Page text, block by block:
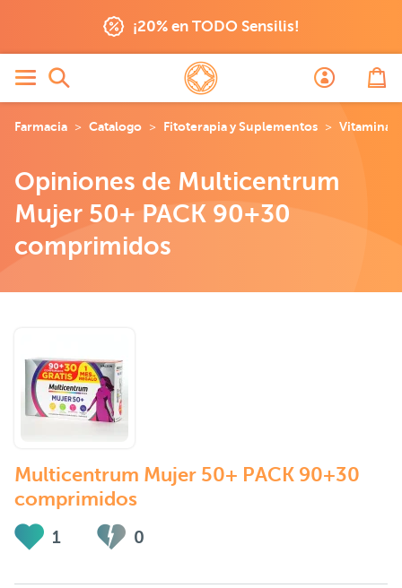
¡20% en TODO Sensilis!
Farmacia Catalogo Fitoterapia y Suplementos Vitaminas
Opiniones de Multicentrum
Mujer 50+ PACK 90+30
comprimidos
Multicentrum Mujer 50+ PACK 90+30
comprimidos
1 0